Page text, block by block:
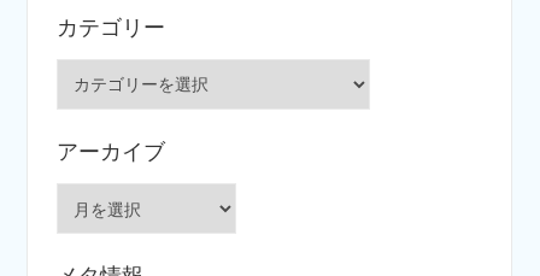
カテゴリー
リ
ー
アーカイブ